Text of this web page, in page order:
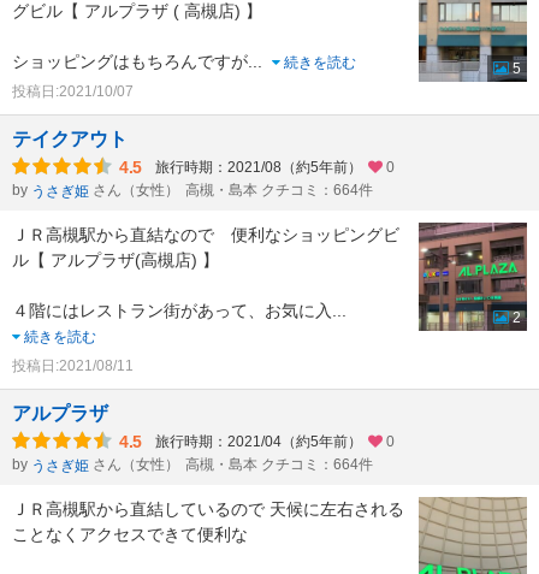
グビル【 アルプラザ ( 高槻店) 】
ショッピングはもちろんですが...
続きを読む
投稿日:2021/10/07
5
テイクアウト
4.5 旅行時期：2021/08（約5年前）
0
by うさぎ姫 さん（女性） 高槻・島本 クチコミ：664件
ＪＲ高槻駅から直結なので 便利なショッピングビ
ル【 アルプラザ(高槻店) 】
４階にはレストラン街があって、お気に入...
続きを読む
投稿日:2021/08/11
2
アルプラザ
4.5 旅行時期：2021/04（約5年前）
0
by うさぎ姫 さん（女性） 高槻・島本 クチコミ：664件
ＪＲ高槻駅から直結しているので 天候に左右される
ことなくアクセスできて便利な